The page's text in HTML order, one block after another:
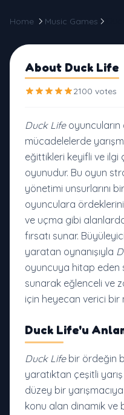
Home Music Games
About Duck Life
2100 votes
Duck Lifeoyuncuların
mücadelelerde
eğittikleri keyifli ve ilgi
oyunudur. Bu oyun
yönetimi unsurlarını
oyunculara
ve uçma gibi
fırsatı sunar.
yaratan oynanışıyla
oyuncuya hitap eden
sunarak eğlenceli ve
için heyecan verici bir
Duck Life'u
Duck Lifebir ördeğin
yaratıktan çeşitli
düzey bir
konu alan dinamik ve